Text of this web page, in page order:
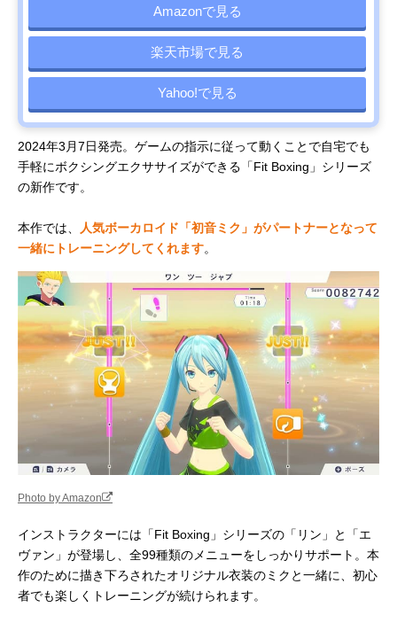
Amazonで見る
楽天市場で見る
Yahoo!で見る
2024年3月7日発売。ゲームの指示に従って動くことで自宅でも
手軽にボクシングエクササイズができる「Fit Boxing」シリーズ
の新作です。
本作では、
人気ボーカロイド「初音ミク」がパートナーとなって
一緒にトレーニングしてくれます。
Photo by Amazon
インストラクターには「Fit Boxing」シリーズの「リン」と「エ
ヴァン」が登場し、全99種類のメニューをしっかりサポート。本
作のために描き下ろされたオリジナル衣装のミクと一緒に、初心
者でも楽しくトレーニングが続けられます。